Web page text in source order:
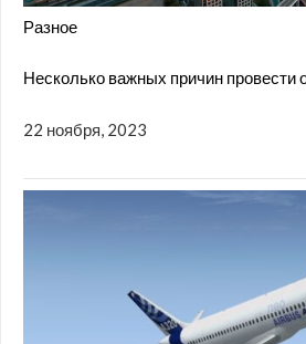
Разное
Несколько важных причин провести
22 ноября, 2023